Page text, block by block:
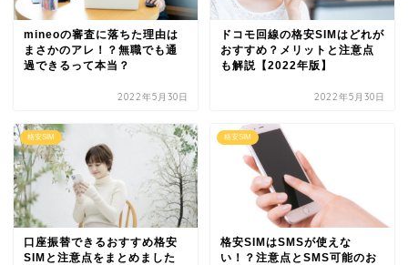
mineoの審査に落ちた理由は
まさかのアレ！？無職でも通
過できるって本当？
2022年5月30日
ドコモ回線の格安SIMはどれが
おすすめ？メリットと注意点
も解説【2022年版】
2022年5月30日
格安SIM
口座振替できるおすすめ格安
SIMと注意点をまとめました
格安SIM
格安SIMはSMSが使えな
い！？注意点とSMS可能のお